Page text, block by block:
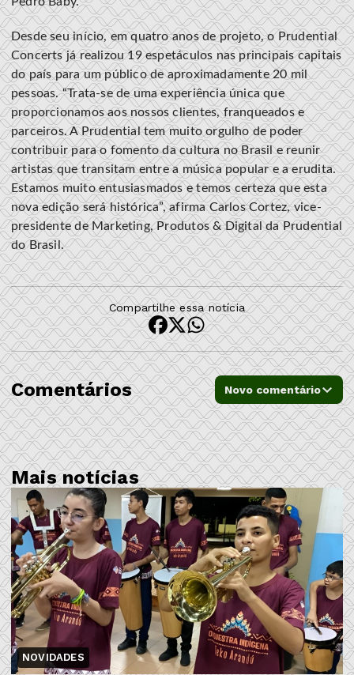
Desde seu início, em quatro anos de projeto, o Prudential
Concerts já realizou 19 espetáculos nas principais capitais
do país para um público de aproximadamente 20 mil
pessoas. “Trata-se de uma experiência única que
proporcionamos aos nossos clientes, franqueados e
parceiros. A Prudential tem muito orgulho de poder
contribuir para o fomento da cultura no Brasil e reunir
artistas que transitam entre a música popular e a erudita.
Estamos muito entusiasmados e temos certeza que esta
nova edição será histórica”, afirma Carlos Cortez, vice-
presidente de Marketing, Produtos & Digital da Prudential
do Brasil.
Compartilhe essa notícia
Comentários Novo comentário
Mais notícias
NOVIDADES